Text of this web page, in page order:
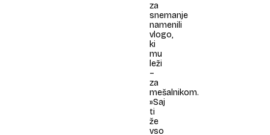
za
snemanje
namenili
vlogo,
ki
mu
leži
–
za
mešalnikom.
»Saj
ti
že
vso